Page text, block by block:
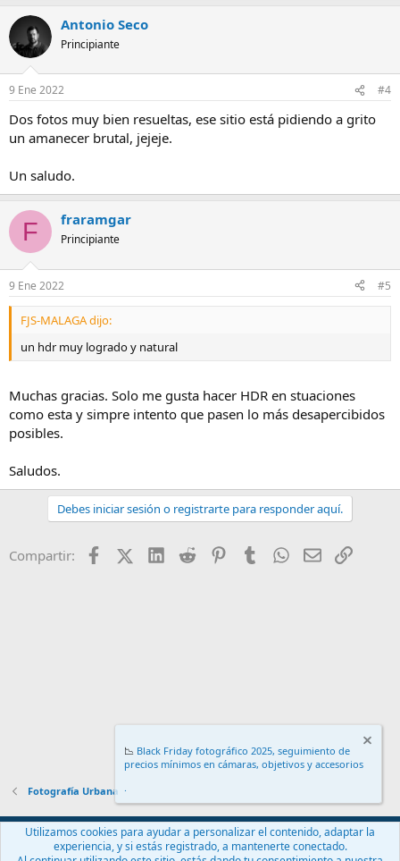
Antonio Seco
Principiante
9 Ene 2022 #4
Dos fotos muy bien resueltas, ese sitio está pidiendo a grito
un amanecer brutal, jejeje.
Un saludo.
F fraramgar
Principiante
9 Ene 2022 #5
FJS-MALAGA dijo:
un hdr muy logrado y natural
Muchas gracias. Solo me gusta hacer HDR en stuaciones
como esta y simpre intento que pasen lo más desapercibidos
posibles.
Saludos.
Debes iniciar sesión o registrarte para responder aquí.
Compartir: FacebookX (Twitter)
LinkedIn
Reddit PinterestTumblr WhatsApp
EmailEnlace
Fotografía Urbana
Español (ES)
Contáctanos
Términos y reglas Política de privacidad Ayuda
📉 Black Friday fotográfico 2025, seguimiento de
precios mínimos en cámaras, objetivos y accesorios
.
Utilizamos cookies para ayudar a personalizar el contenido, adaptar la
experiencia, y si estás registrado, a mantenerte conectado.